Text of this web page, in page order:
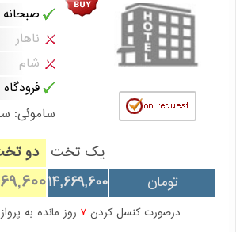
صبحانه
ناهار
شام
فرودگاه
ساموئی:
یک تخت دو
تومان
14,669,600
درصورت کنسل کردن 7 روز مانده به پرواز